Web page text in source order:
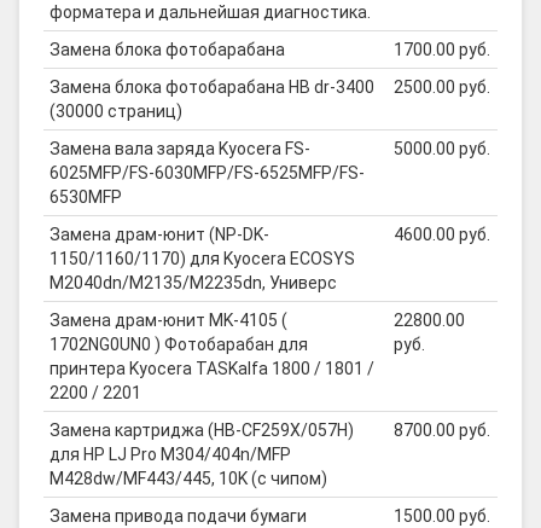
форматера и дальнейшая диагностика.
Замена блока фотобарабана
1700.00 руб.
Замена блока фотобарабана HB dr-3400
(30000 страниц)
2500.00 руб.
Замена вала заряда Kyocera FS-
6025MFP/FS-6030MFP/FS-6525MFP/FS-
6530MFP
5000.00 руб.
Замена драм-юнит (NP-DK-
1150/1160/1170) для Kyocera ECOSYS
M2040dn/M2135/M2235dn, Универс
4600.00 руб.
Замена драм-юнит MK-4105 (
1702NG0UN0 ) Фотобарабан для
принтера Kyocera TASKalfa 1800 / 1801 /
2200 / 2201
22800.00
руб.
Замена картриджа (HB-CF259X/057H)
для HP LJ Pro M304/404n/MFP
M428dw/MF443/445, 10K (с чипом)
8700.00 руб.
Замена привода подачи бумаги
1500.00 руб.